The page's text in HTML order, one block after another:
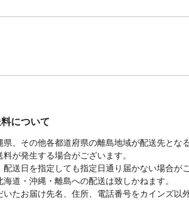
について
県、その他各都道府県の離島地域が配送先と
料が発生する場合がございます。
配送日を指定しても指定日通り届かない場合が
海道・沖縄・離島への配送は致しかねます。
いたお届け先名、住所、電話番号をカインズ以